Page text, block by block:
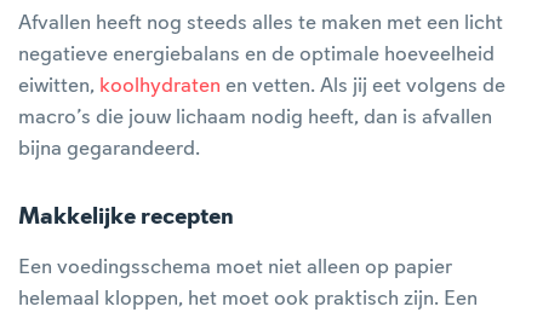
Afvallen heeft nog steeds alles te maken met een licht
negatieve energiebalans en de optimale hoeveelheid
eiwitten, koolhydraten en vetten. Als jij eet volgens de
macro’s die jouw lichaam nodig heeft, dan is afvallen
bijna gegarandeerd.
Makkelijke recepten
Een voedingsschema moet niet alleen op papier
helemaal kloppen, het moet ook praktisch zijn. Een